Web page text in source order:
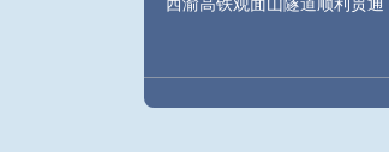
西渝高铁观面山隧道顺利贯通